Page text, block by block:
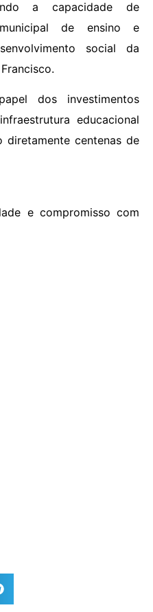
a capacidade de
de ensino e
social da
dos investimentos
educacional
diretamente centenas de
e compromisso com